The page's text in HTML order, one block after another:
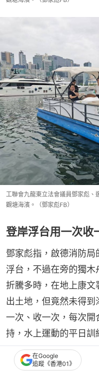
工聯會九龍東立法會議員鄧家彪、
觀塘海濱。（鄧家彪FB）
登岸浮台用一次收
鄧家彪指，啟德消防
浮台，不過在旁的獨
折騰多時，在地上康
出土地，但竟然未得到
一次、收一次，每次
持，水上運動的平日訓
在Google
追蹤《香港01》